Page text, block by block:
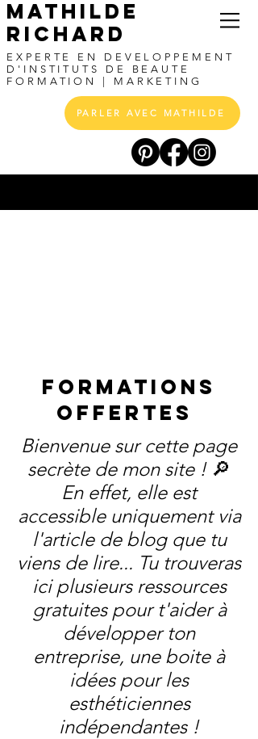
MATHILDE
RICHARD
EXPERTE EN DEVELOPPEMENT
D'INSTITUTS DE BEAUTE
FORMATION | MARKETING
PARLER AVEC MATHILDE
FormationS
OFFERTES
Bienvenue sur cette page
secrète de mon site ! 🔎
En effet, elle est
accessible uniquement via
l'article de blog que tu
viens de lire... Tu trouveras
ici plusieurs ressources
gratuites pour t'aider à
développer ton
entreprise, une boite à
idées pour les
esthéticiennes
indépendantes !